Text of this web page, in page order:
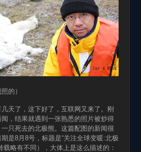
的）
天了，这下好了，互联网又来了。刚
，结果就遇到一张熟悉的照片被炒得
只死去的北极熊。这篇配图的新闻很
是8月8号，标题是“关注全球变暖:北极
载略有不同），大体上是这么描述的：